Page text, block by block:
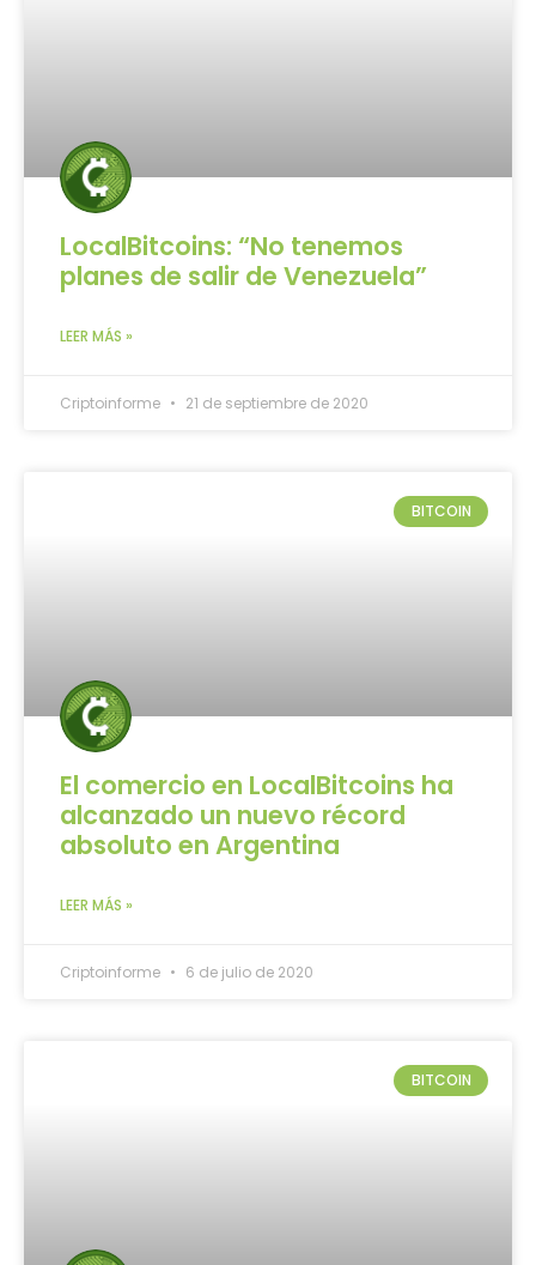
LocalBitcoins: “No tenemos
planes de salir de Venezuela”
LEER MÁS »
Criptoinforme 21 de septiembre de 2020
BITCOIN
El comercio en LocalBitcoins ha
alcanzado un nuevo récord
absoluto en Argentina
LEER MÁS »
Criptoinforme 6 de julio de 2020
BITCOIN